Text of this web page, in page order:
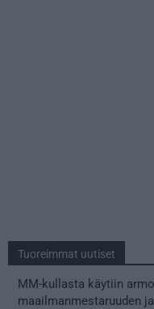
Tuoreimmat uutiset
MM-kullasta käytiin
maailmanmestaruuden